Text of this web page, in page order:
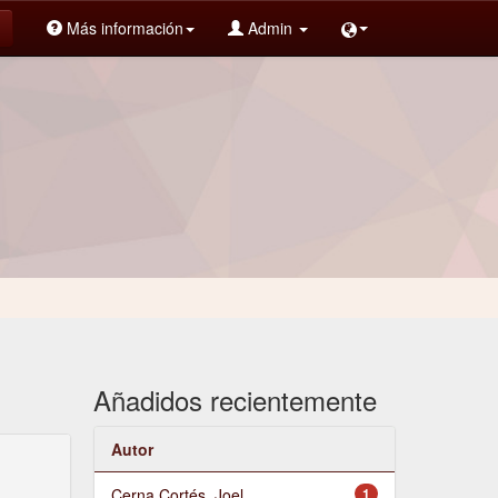
Más información Admin
Añadidos recientemente
Autor
1